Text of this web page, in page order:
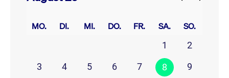
MO. DI. MI. DO. FR. SA. SO.
1
2
3
4 5 6 7 8 9